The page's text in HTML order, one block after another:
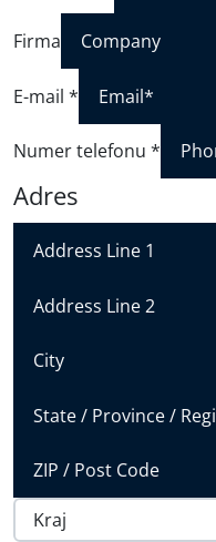
Firma
E-mail *
Numer telefonu *
Adres